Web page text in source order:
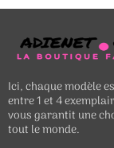
Ici, chaque modèle
entre 1 et 4
vous garantit une
tout le monde.